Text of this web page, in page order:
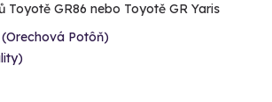
Toyotě GR86 nebo Toyotě GR Yaris
Potôň)